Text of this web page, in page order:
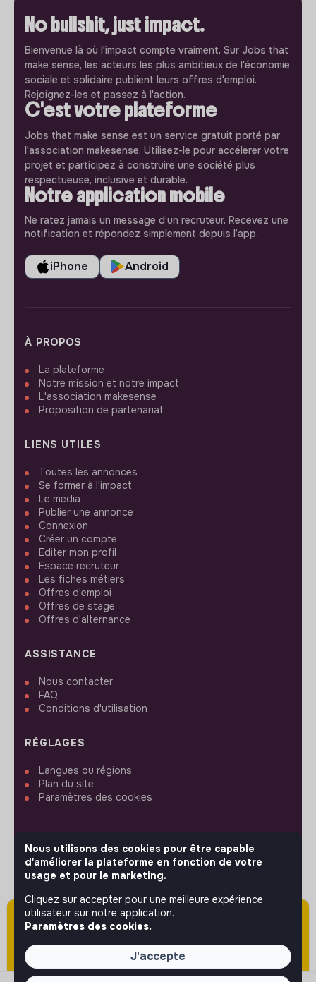
Attention cette annonce a été publiée il y a
plus de 60 jours (le 08/06/2026) et est sans
doute expirée ou non mise à jour.
No bullshit, just impact.
Bienvenue là où l'impact compte vraiment. Sur Jobs that
make sense, les acteurs les plus ambitieux de l'économie
sociale et solidaire publient leurs offres d'emploi.
Rejoignez-les et passez à l'action.
C'est votre plateforme
Jobs that make sense est un service gratuit porté par
l'association makesense. Utilisez-le pour accélerer votre
projet et participez à construire une société plus
respectueuse, inclusive et durable.
Notre application mobile
Ne ratez jamais un message d’un recruteur. Recevez une
notification et répondez simplement depuis l’app.
iPhone Android
À PROPOS
La plateforme
Notre mission et notre impact
L'association makesense
Proposition de partenariat
LIENS UTILES
Toutes les annonces
Se former à l'impact
Le media
Publier une annonce
Connexion
Créer un compte
Editer mon profil
Espace recruteur
Les fiches métiers
Offres d'emploi
Offres de stage
Offres d'alternance
ASSISTANCE
Nous contacter
FAQ
Conditions d'utilisation
RÉGLAGES
Langues ou régions
Plan du site
Paramètres des cookies
SUIVEZ-NOUS
© 2026 jobs that makesense.
Nous utilisons des cookies pour être capable
d'améliorer la plateforme en fonction de votre
usage et pour le marketing.
Cliquez sur accepter pour une meilleure expérience
utilisateur sur notre application.
Paramètres des cookies.
J'accepte